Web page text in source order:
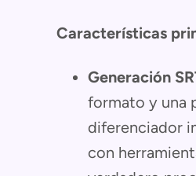
Características
Generación
formato y una
diferenciador
con